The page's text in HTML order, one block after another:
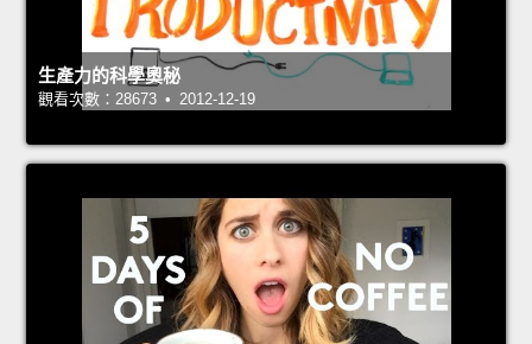
生產力的科學奧秘
觀看次數：28673 • 2012-12-19